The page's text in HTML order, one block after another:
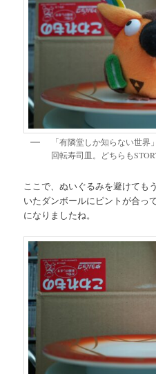
「有隣堂しか知らない世
回転寿司皿。どちらも
ここで、ぬいぐるみを避けても
いたダンボールにピントが合っ
になりましたね。